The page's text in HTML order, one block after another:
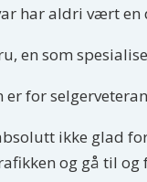
har aldri vært en
en som
er for
ikke glad
og gå til